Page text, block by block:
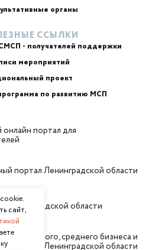
органы
ССЫЛКИ
- получателей поддержки
мероприятий
проект
по развитию МСП
портал для
портал Ленинградской области
Ленинградской области
малого, среднего бизнеса и
рынка Ленинградской области
сайт,
или телефон — на выбор
обработкой персональных данных и
от Фонд «Фонд поддержки
и промышленности
области» рекламные сообщения и
о мерах поддержки, финансовых
и консультационных услугах